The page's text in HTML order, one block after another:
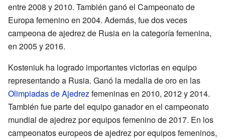
entre 2008 y 2010. También ganó el Campeonato de
Europa femenino en 2004. Además, fue dos veces
campeona de ajedrez de Rusia en la categoría femenina,
en 2005 y 2016.
Kosteniuk ha logrado importantes victorias en equipo
representando a Rusia. Ganó la medalla de oro en las
Olimpiadas de Ajedrezfemeninas en 2010, 2012 y 2014.
También fue parte del equipo ganador en el campeonato
mundial de ajedrez por equipos femenino de 2017. En los
campeonatos europeos de ajedrez por equipos femeninos,